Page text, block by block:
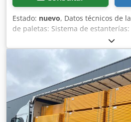
el estado exacto en que se
Estado: nuevo, Datos técnicos de
de paletas: Sistema de
para paletas NS El suministro
estanterías de paletas, nueva
RAL 2004 Dkjdpfx Akozlhr Aover
mm Tipo de viga: PNB0436
libre: aproximadamente 3.300
de vigas: 4.500 kg con carga
pasadores de seguridad, usados
galvanizado Para asegurar los